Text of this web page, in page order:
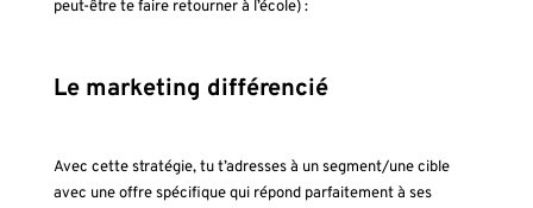
peut-être te faire retourner à l’école) :
Le marketing différencié
Avec cette stratégie, tu t’adresses à un segment/une cible
avec une offre spécifique qui répond parfaitement à ses